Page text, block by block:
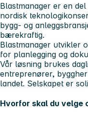
Blastmanager er en
nordisk
bygg- og
bærekraftig.
Blastmanager utvikler
for planlegging og
Vår løsning brukes
entreprenører,
landet. Selskapet er
Hvorfor skal du velge